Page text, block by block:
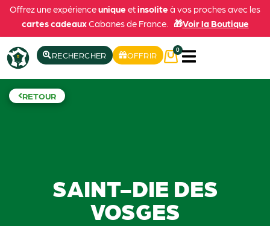
Offrez une expérienceunique etinsolite à vos proches avec les
cartes cadeauxCabanes de France. 🎁Voir la Boutique
RECHERCHER OFFRIR
0
RETOUR
SAINT-DIE DES
VOSGES